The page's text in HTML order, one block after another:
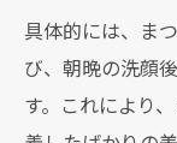
具体的には、ま
び、朝晩の洗顔
す。これにより